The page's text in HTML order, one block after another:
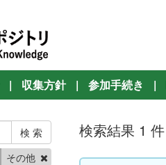
| 収集方針 | 参加手続き |
その他
検索結果 1 件